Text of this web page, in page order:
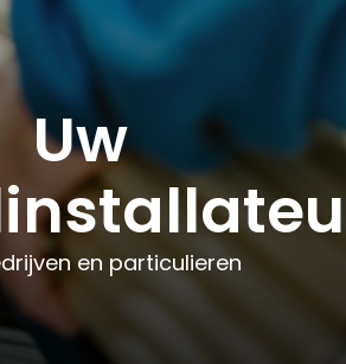
Uw
en particulieren
Uw
en particulieren
Uw
en particulieren